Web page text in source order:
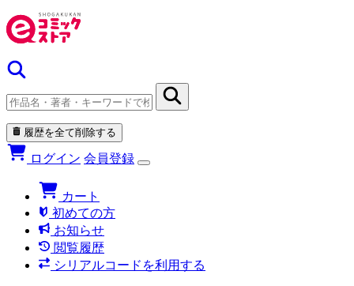
履歴を全て削除する
ログイン 会員登録
カート
初めての方
お知らせ
閲覧履歴
シリアルコードを利用する